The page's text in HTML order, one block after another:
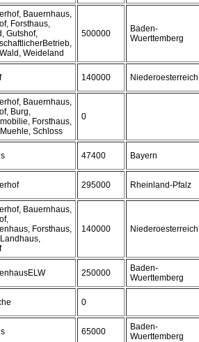
Bauernhaus,
Forsthaus,
Gutshof,
Weideland
500000
Baden-
Wuerttemberg
140000 Niederoesterreich
Bauernhaus,
Burg,
Forsthaus,
Schloss
0
47400 Bayern
295000 Rheinland-Pfalz
Bauernhaus,
Forsthaus,
140000 Niederoesterreich
250000
Baden-
Wuerttemberg
0
65000
Baden-
Wuerttemberg